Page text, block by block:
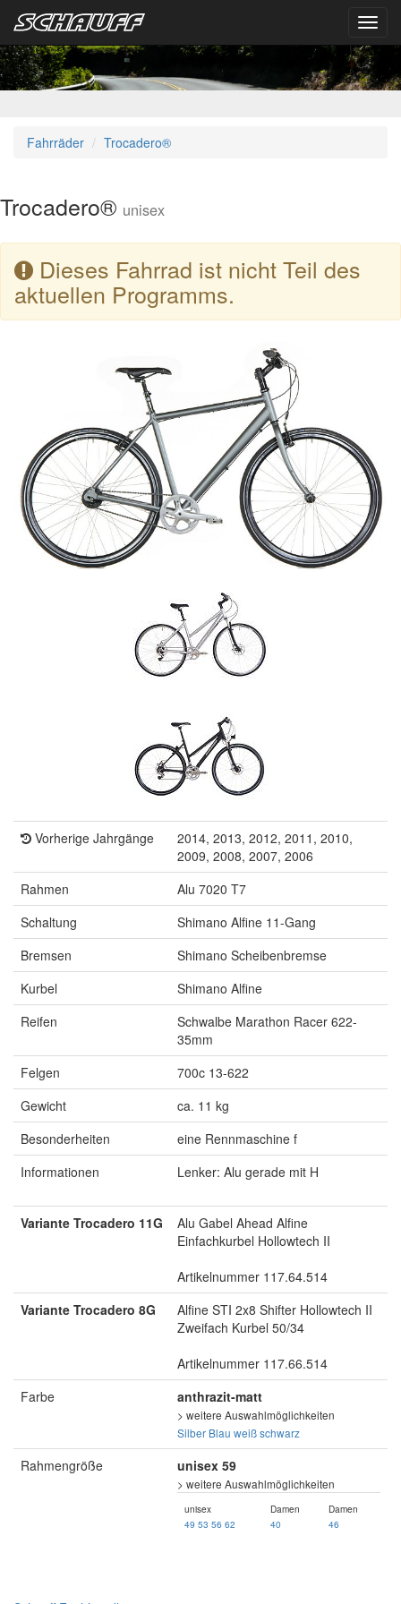
Fahrräder Trocadero®
Trocadero® unisex
Dieses Fahrrad ist nicht Teil des
aktuellen Programms.
Vorherige Jahrgänge
2014, 2013, 2012, 2011, 2010,
2009, 2008, 2007, 2006
Rahmen
Alu 7020 T7
Schaltung
Shimano Alfine 11-Gang
Bremsen
Shimano Scheibenbremse
Kurbel
Shimano Alfine
Reifen
Schwalbe Marathon Racer 622-
35mm
Felgen
700c 13-622
Gewicht
ca. 11 kg
Besonderheiten
eine Rennmaschine f
Informationen
Lenker: Alu gerade mit H
Variante Trocadero 11G
Alu Gabel Ahead Alfine
Einfachkurbel Hollowtech II
Artikelnummer 117.64.514
Variante Trocadero 8G
Alfine STI 2x8 Shifter Hollowtech II
Zweifach Kurbel 50/34
Artikelnummer 117.66.514
Farbe
anthrazit-matt
> weitere Auswahlmöglichkeiten
Silber Blau weißschwarz
Rahmengröße unisex 59
> weitere Auswahlmöglichkeiten
unisex
49 53 56 62
Damen
40
Damen
46